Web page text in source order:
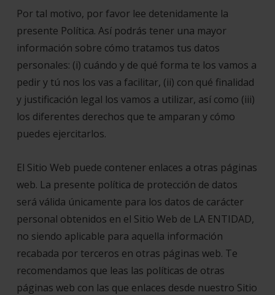
Por tal motivo, por favor lee detenidamente la
presente Política. Así podrás tener una mayor
información sobre cómo tratamos tus datos
personales: (i) cuándo y de qué forma te los vamos a
pedir y tú nos los vas a facilitar, (ii) con qué finalidad
y justificación legal los vamos a utilizar, así como (iii)
los diferentes derechos que te amparan y cómo
puedes ejercitarlos.
El Sitio Web puede contener enlaces a otras páginas
web. La presente política de protección de datos
será válida únicamente para los datos de carácter
personal obtenidos en el Sitio Web de LA ENTIDAD,
no siendo aplicable para aquella información
recabada por terceros en otras páginas web. Te
recomendamos que leas las políticas de otras
páginas web con las que enlaces desde nuestro Sitio